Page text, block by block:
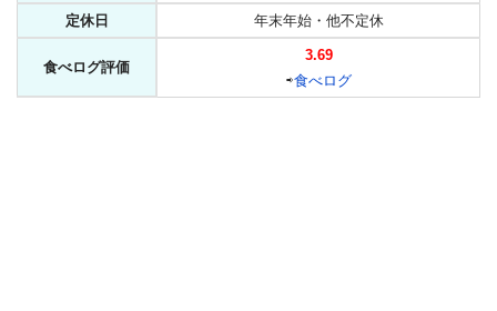
定休日 年末年始・他不定休
食べログ評価
3.69
⇨食べログ